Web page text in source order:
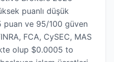
puanlı düşük
puan ve 95/100 güven
FCA, CySEC, MAS
olup $0.0005 to